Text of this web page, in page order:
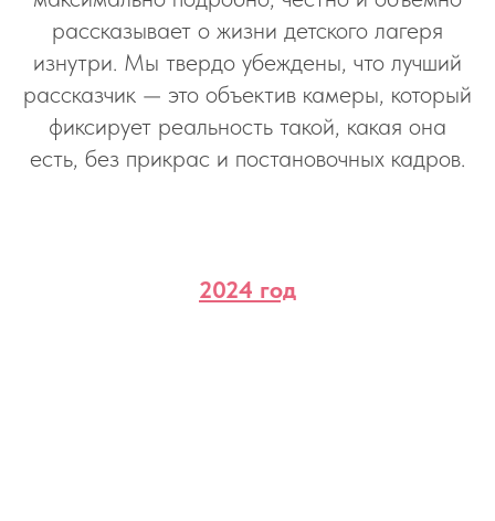
рассказывает о жизни детского лагеря
изнутри. Мы твердо убеждены, что лучший
рассказчик — это объектив камеры, который
фиксирует реальность такой, какая она
есть, без прикрас и постановочных кадров.
2024 год